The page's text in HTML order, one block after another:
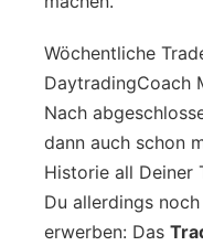
Wöchentliche
DaytradingCoach
Nach
dann auch schon
Historie all Deiner
Du allerdings
erwerben: Das